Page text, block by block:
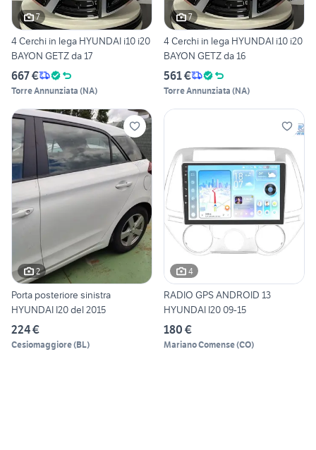
7
4 Cerchi in lega HYUNDAI i10 i20
BAYON GETZ da 17
667 €
Torre Annunziata (NA)
7
4 Cerchi in lega HYUNDAI i10 i20
BAYON GETZ da 16
561 €
Torre Annunziata (NA)
2
Porta posteriore sinistra
HYUNDAI I20 del 2015
224 €
Cesiomaggiore(BL)
4
RADIO GPS ANDROID 13
HYUNDAI I20 09-15
180 €
Mariano Comense(CO)